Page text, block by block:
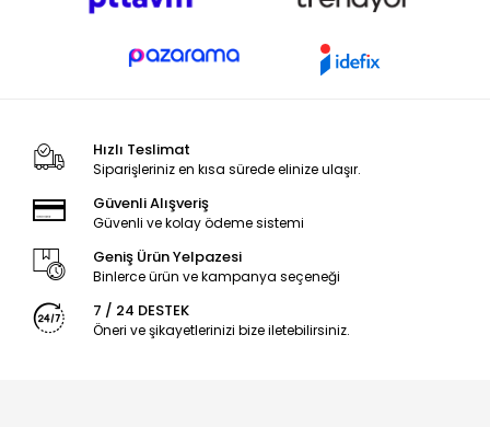
Hızlı Teslimat
Siparişleriniz en kısa sürede elinize ulaşır.
Güvenli Alışveriş
Güvenli ve kolay ödeme sistemi
Geniş Ürün Yelpazesi
Binlerce ürün ve kampanya seçeneği
7 / 24 DESTEK
Öneri ve şikayetlerinizi bize iletebilirsiniz.